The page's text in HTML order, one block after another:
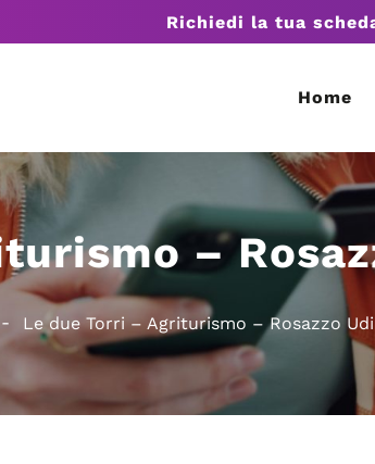
Richiedi la tua
Home
–
Le due Torri – Agriturismo – Rosazzo